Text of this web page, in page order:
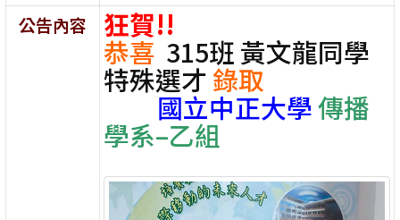
公告內容
狂賀!!
恭喜 315班 黃文龍同學
特殊選才錄取
國立中正大學傳播
學系–乙組